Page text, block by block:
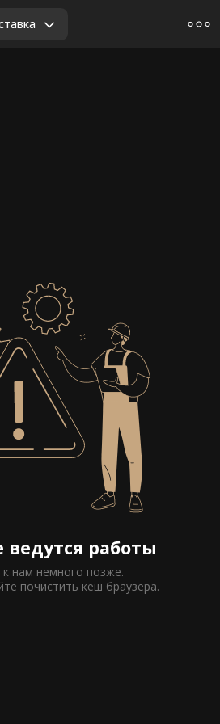
ведутся работы
к нам немного позже.
почистить кеш браузера.